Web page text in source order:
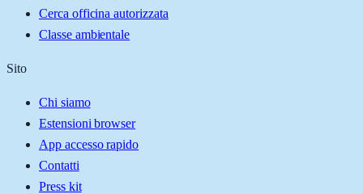
Cerca officina autorizzata
Classe ambientale
Sito
Chi siamo
Estensioni browser
App accesso rapido
Contatti
Press kit